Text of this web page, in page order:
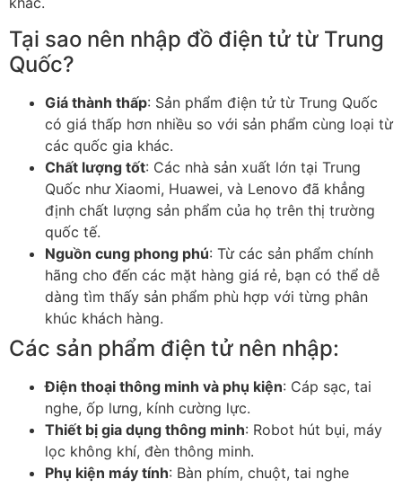
Tại sao nên nhập đồ điện tử từ Trung
Quốc?
Giá thành thấp: Sản phẩm điện tử từ Trung Quốc
có giá thấp hơn nhiều so với sản phẩm cùng loại từ
các quốc gia khác.
Chất lượng tốt: Các nhà sản xuất lớn tại Trung
Quốc như Xiaomi, Huawei, và Lenovo đã khẳng
định chất lượng sản phẩm của họ trên thị trường
quốc tế.
Nguồn cung phong phú: Từ các sản phẩm chính
hãng cho đến các mặt hàng giá rẻ, bạn có thể dễ
dàng tìm thấy sản phẩm phù hợp với từng phân
khúc khách hàng.
Các sản phẩm điện tử nên nhập:
Điện thoại thông minh và phụ kiện: Cáp sạc, tai
nghe, ốp lưng, kính cường lực.
Thiết bị gia dụng thông minh: Robot hút bụi, máy
lọc không khí, đèn thông minh.
Phụ kiện máy tính: Bàn phím, chuột, tai nghe